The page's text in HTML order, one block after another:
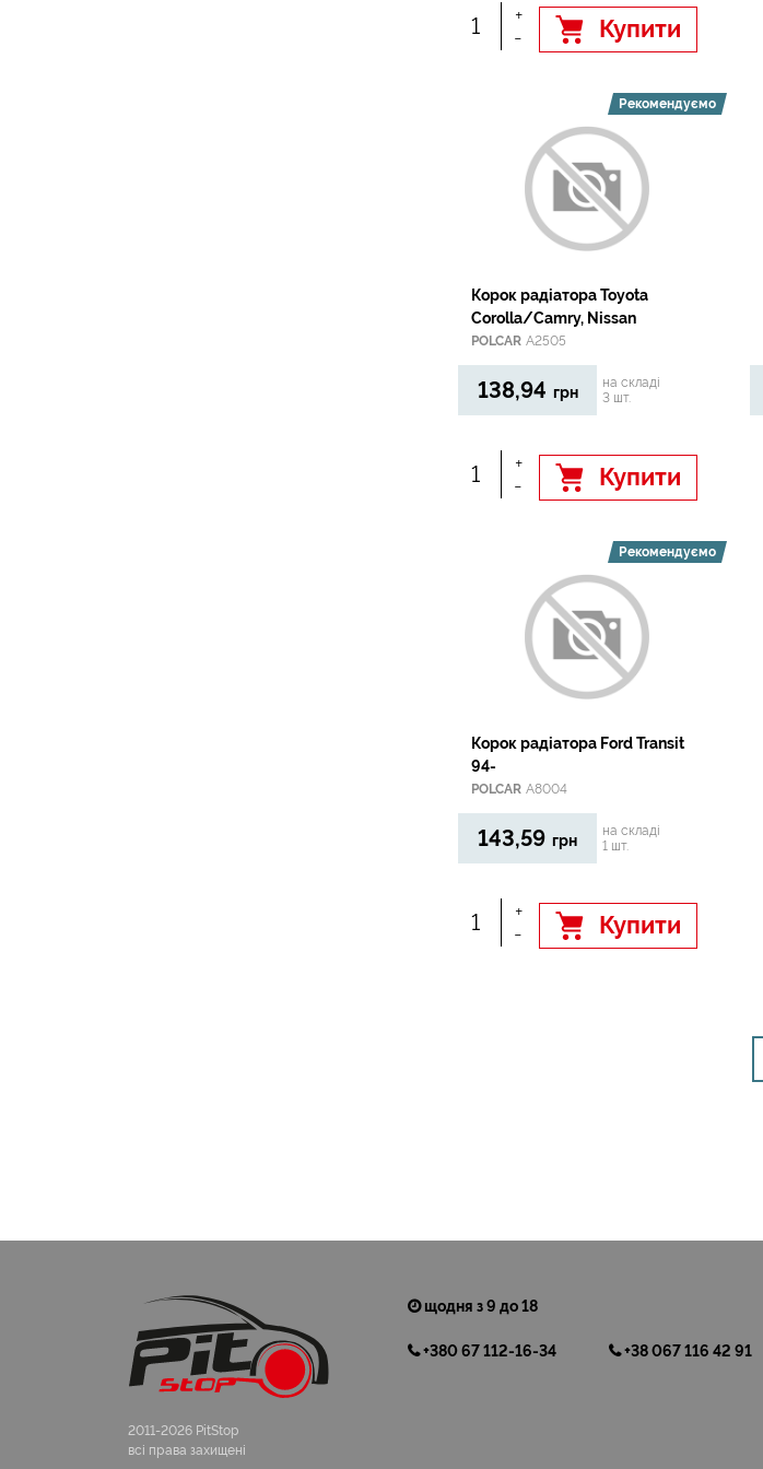
+
-
Купити
Рекомендуємо
Корок радiатора Toyota
Corolla/Camry, Nissan
POLCAR A2505
138,94 грн
на складі
3 шт.
+
-
Купити
Рекомендуємо
Корок радіатора Ford Transit
94-
POLCAR A8004
143,59 грн
на складі
1 шт.
+
-
Купити
2011-2026 PitStop
всі права захищені
щодня з 9 до 18
+380 67 112-16-34 +38 067 116 42 91